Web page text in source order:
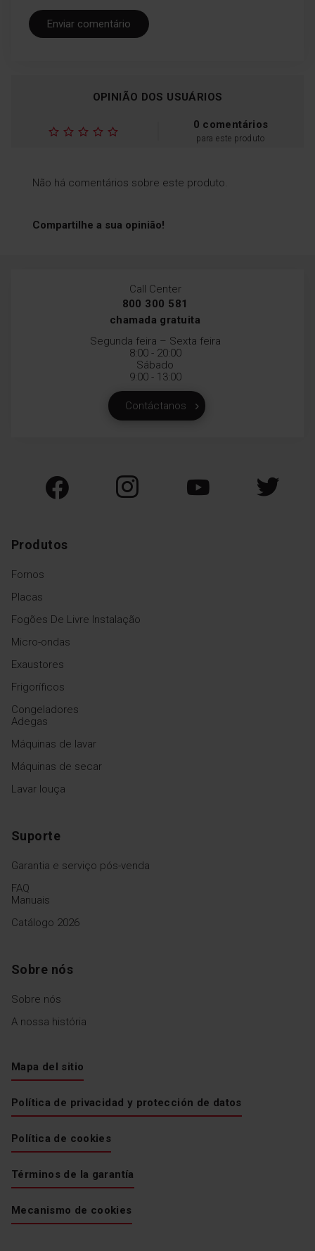
Enviar comentário
OPINIÃO DOS USUÁRIOS
0 comentários
para este produto
Não há comentários sobre este produto.
Compartilhe a sua opinião!
Call Center
800 300 581
chamada gratuita
Segunda feira – Sexta feira
8:00 - 20:00
Sábado
9:00 - 13:00
Contáctanos
Produtos
Fornos
Placas
Fogões De Livre Instalação
Micro-ondas
Exaustores
Frigoríficos
Congeladores
Adegas
Máquinas de lavar
Máquinas de secar
Lavar louça
Suporte
Garantia e serviço pós-venda
FAQ
Manuais
Catálogo 2026
Sobre nós
Sobre nós
A nossa história
Mapa del sitio
Política de privacidad y protección de datos
Política de cookies
Términos de la garantía
Mecanismo de cookies